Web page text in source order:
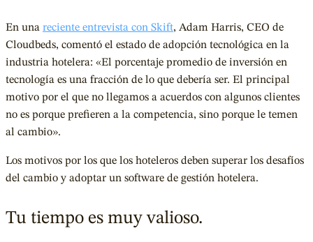
En una reciente entrevista con Skift, Adam Harris, CEO de
Cloudbeds, comentó el estado de adopción tecnológica en la
industria hotelera: «El porcentaje promedio de inversión en
tecnología es una fracción de lo que debería ser. El principal
motivo por el que no llegamos a acuerdos con algunos clientes
no es porque prefieren a la competencia, sino porque le temen
al cambio».
Los motivos por los que los hoteleros deben superar los desafíos
del cambio y adoptar un software de gestión hotelera.
Tu tiempo es muy valioso.